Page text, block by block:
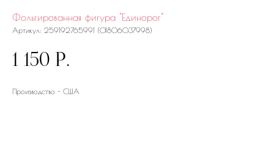
Фольгированная фигура "Единорог"
Артикул: 259192765991 (01806037998)
1 150 р.
Производство - США